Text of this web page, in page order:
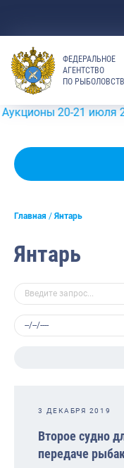
ФЕДЕРАЛЬНОЕ
АГЕНТСТВО
ПО
21 июля 2026 г.
Главная Янтарь
Янтарь
3 ДЕКАБРЯ 2019
Второе судно
передаче